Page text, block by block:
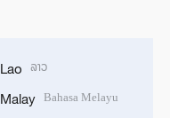
Lao ລາວ
Malay Bahasa Melayu